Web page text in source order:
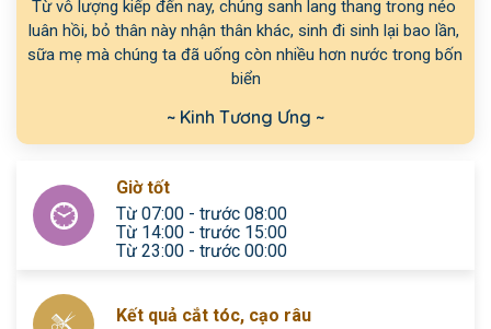
Từ vô lượng kiếp đến nay, chúng sanh lang thang trong nẻo
luân hồi, bỏ thân này nhận thân khác, sinh đi sinh lại bao lần,
sữa mẹ mà chúng ta đã uống còn nhiều hơn nước trong bốn
biển
~ Kinh Tương Ưng ~
Giờ tốt
Từ 07:00 - trước 08:00
Từ 14:00 - trước 15:00
Từ 23:00 - trước 00:00
Kết quả cắt tóc, cạo râu